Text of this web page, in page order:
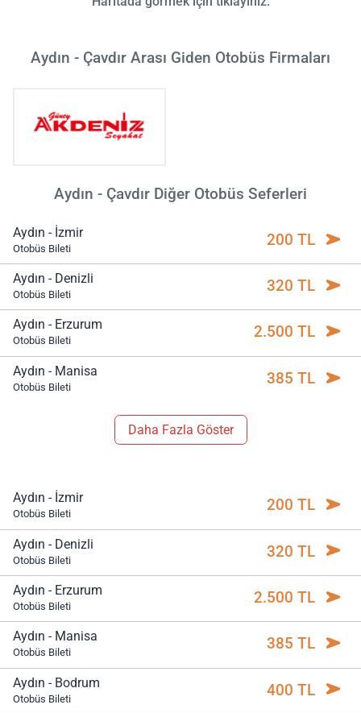
Aydın - Çavdır Arası Giden Otobüs Firmaları
Aydın - Çavdır Diğer Otobüs Seferleri
Aydın - İzmir
Otobüs Bileti 200 TL
Aydın - Denizli
Otobüs Bileti 320 TL
Aydın - Erzurum
Otobüs Bileti 2.500 TL
Aydın - Manisa
Otobüs Bileti 385 TL
Daha Fazla Göster
Aydın - İzmir
Otobüs Bileti 200 TL
Aydın - Denizli
Otobüs Bileti 320 TL
Aydın - Erzurum
Otobüs Bileti 2.500 TL
Aydın - Manisa
Otobüs Bileti 385 TL
Aydın - Bodrum
Otobüs Bileti 400 TL